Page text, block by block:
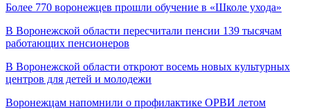
Более 770 воронежцев прошли обучение в «Школе ухода»
В Воронежской области пересчитали пенсии 139 тысячам
работающих пенсионеров
В Воронежской области откроют восемь новых культурных
центров для детей и молодежи
Воронежцам напомнили о профилактике ОРВИ летом